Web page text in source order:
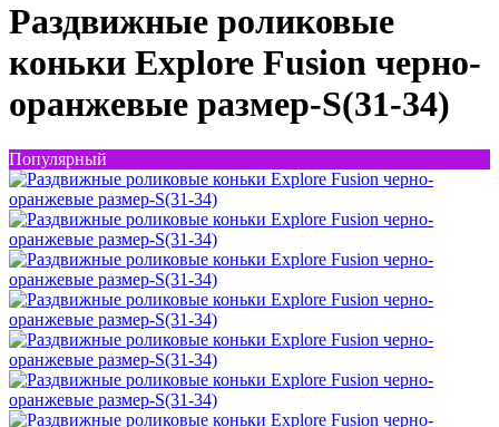
Раздвижные роликовые
коньки Explore Fusion черно-
оранжевые размер-S(31-34)
Популярный